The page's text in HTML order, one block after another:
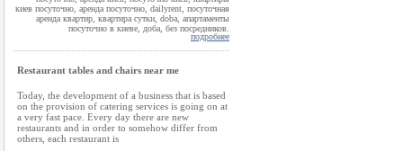
подробнее
Restaurant tables and chairs near me
Today, the development of a business that is based
on the provision of catering services is going on at
a very fast pace. Every day there are new
restaurants and in order to somehow differ from
others, each restaurant is